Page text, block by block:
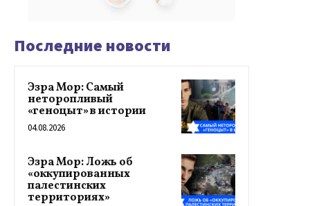
Последние новости
Эзра Мор: Самый
неторопливый
«геноцыт» в истории
04.08.2026
Эзра Мор: Ложь об
«оккупированных
палестинских
территориях»